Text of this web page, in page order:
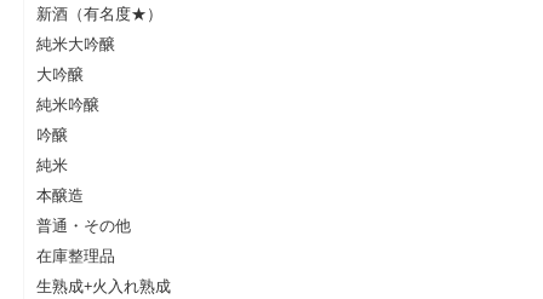
新酒（有名度★）
純米大吟醸
大吟醸
純米吟醸
吟醸
純米
本醸造
普通・その他
在庫整理品
生熟成+火入れ熟成